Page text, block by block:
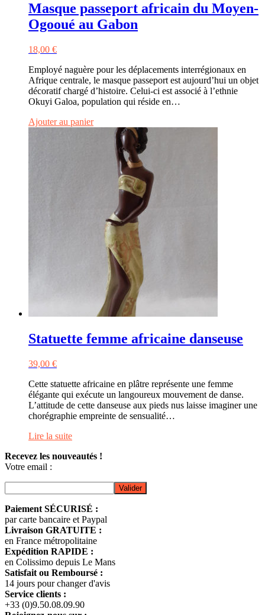
Masque passeport africain du Moyen-
Ogooué au Gabon
18,00 €
Employé naguère pour les déplacements interrégionaux en
Afrique centrale, le masque passeport est aujourd’hui un objet
décoratif chargé d’histoire. Celui-ci est associé à l’ethnie
Okuyi Galoa, population qui réside en…
Ajouter au panier
Statuette femme africaine danseuse
39,00 €
Cette statuette africaine en plâtre représente une femme
élégante qui exécute un langoureux mouvement de danse.
L’attitude de cette danseuse aux pieds nus laisse imaginer une
chorégraphie empreinte de sensualité…
Lire la suite
Recevez les nouveautés !
Votre email :
Paiement SÉCURISÉ :
par carte bancaire et Paypal
Livraison GRATUITE :
en France métropolitaine
Expédition RAPIDE :
en Colissimo depuis Le Mans
Satisfait ou Remboursé :
14 jours pour changer d'avis
Service clients :
+33 (0)9.50.08.09.90